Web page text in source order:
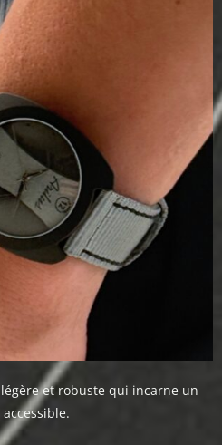
et robuste qui incarne un